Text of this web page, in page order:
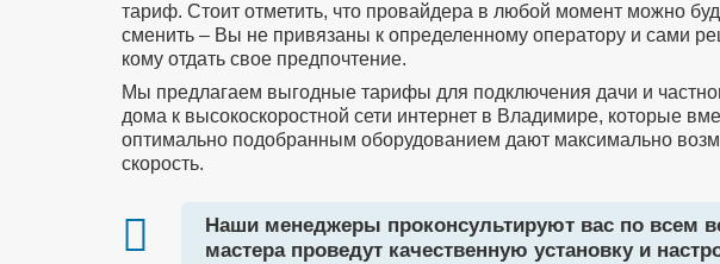
тариф. Стоит отметить, что провайдера в любой момент можно
сменить – Вы не привязаны к определенному оператору и сами
кому отдать свое предпочтение.
Мы предлагаем выгодные тарифы для подключения дачи и
дома к высокоскоростной сети интернет в Владимире, которые
оптимально подобранным оборудованием дают максимально
скорость.
Наши менеджеры проконсультируют вас по всем
мастера проведут качественную установку и